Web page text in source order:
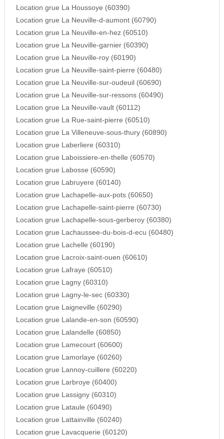
Location grue La Houssoye (60390)
Location grue La Neuville-d-aumont (60790)
Location grue La Neuville-en-hez (60510)
Location grue La Neuville-garnier (60390)
Location grue La Neuville-roy (60190)
Location grue La Neuville-saint-pierre (60480)
Location grue La Neuville-sur-oudeuil (60690)
Location grue La Neuville-sur-ressons (60490)
Location grue La Neuville-vault (60112)
Location grue La Rue-saint-pierre (60510)
Location grue La Villeneuve-sous-thury (60890)
Location grue Laberliere (60310)
Location grue Laboissiere-en-thelle (60570)
Location grue Labosse (60590)
Location grue Labruyere (60140)
Location grue Lachapelle-aux-pots (60650)
Location grue Lachapelle-saint-pierre (60730)
Location grue Lachapelle-sous-gerberoy (60380)
Location grue Lachaussee-du-bois-d-ecu (60480)
Location grue Lachelle (60190)
Location grue Lacroix-saint-ouen (60610)
Location grue Lafraye (60510)
Location grue Lagny (60310)
Location grue Lagny-le-sec (60330)
Location grue Laigneville (60290)
Location grue Lalande-en-son (60590)
Location grue Lalandelle (60850)
Location grue Lamecourt (60600)
Location grue Lamorlaye (60260)
Location grue Lannoy-cuillere (60220)
Location grue Larbroye (60400)
Location grue Lassigny (60310)
Location grue Lataule (60490)
Location grue Lattainville (60240)
Location grue Lavacquerie (60120)